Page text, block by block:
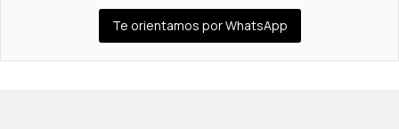
Te orientamos por WhatsApp